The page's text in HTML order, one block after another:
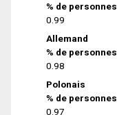
% de personnes
0.99
Allemand
% de personnes
0.98
Polonais
% de personnes
0.97